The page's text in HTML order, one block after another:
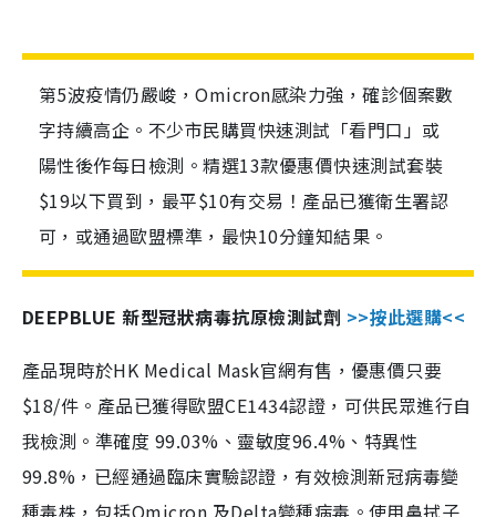
第5波疫情仍嚴峻，Omicron感染力強，確診個案數
字持續高企。不少市民購買快速測試「看門口」或
陽性後作每日檢測。精選13款優惠價快速測試套裝
$19以下買到，最平$10有交易！產品已獲衛生署認
可，或通過歐盟標準，最快10分鐘知結果。
DEEPBLUE 新型冠狀病毒抗原檢測試劑 >>按此選購<<
產品現時於HK Medical Mask官網有售，優惠價只要
$18/件。產品已獲得歐盟CE1434認證，可供民眾進行自
我檢測。準確度 99.03%、靈敏度96.4%、特異性
99.8%，已經通過臨床實驗認證，有效檢測新冠病毒變
種毒株，包括Omicron 及Delta變種病毒。使用鼻拭子